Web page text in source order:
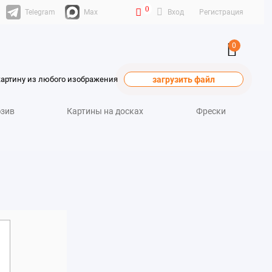
Telegram Max 0 Вход Регистрация
0
из любого изображения загрузить файл
Картины на досках Фрески